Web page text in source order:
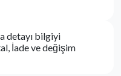
detayı bilgiyi
İade ve değişim